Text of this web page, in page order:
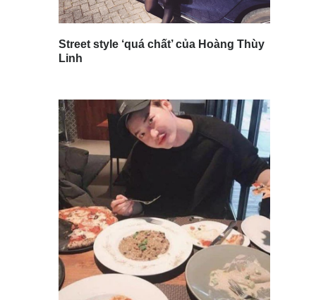
Street style ‘quá chất’ của Hoàng Thùy
Linh